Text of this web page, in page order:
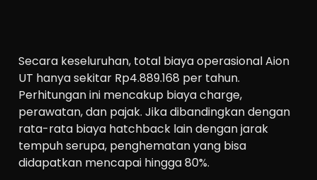
Secara keseluruhan, total biaya operasional Aion
UT hanya sekitar Rp4.889.168 per tahun.
Perhitungan ini mencakup biaya charge,
perawatan, dan pajak. Jika dibandingkan dengan
rata-rata biaya hatchback lain dengan jarak
tempuh serupa, penghematan yang bisa
didapatkan mencapai hingga 80%.